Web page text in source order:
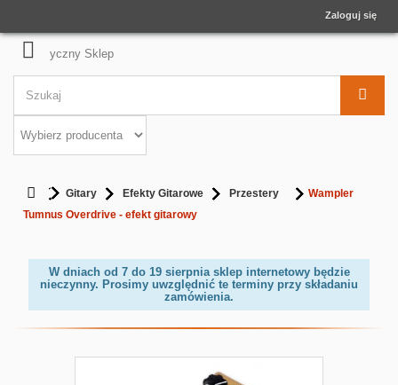
Zaloguj się
Gitary Efekty Gitarowe Przestery
Wampler
Tumnus Overdrive - efekt gitarowy
W dniach od 7 do 19 sierpnia sklep internetowy będzie
nieczynny. Prosimy uwzględnić te terminy przy składaniu
zamówienia.